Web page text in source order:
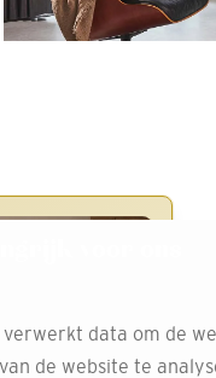
data om de
de website te